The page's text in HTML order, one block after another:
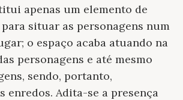
apenas um elemento de
situar as personagens num
o espaço acaba atuando na
personagens e até mesmo
sendo, portanto,
enredos. Adita-se a presença